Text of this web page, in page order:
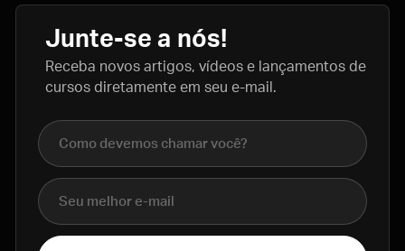
Junte-se a nós!
Receba novos artigos, vídeos e lançamentos de
cursos diretamente em seu e-mail.
Nome completo
E-mail